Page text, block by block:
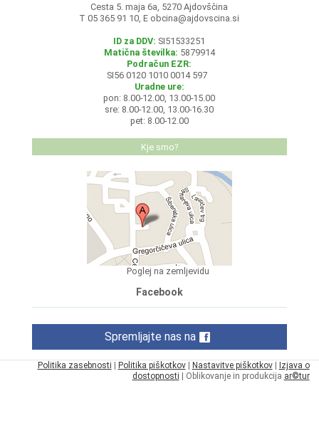
Cesta 5. maja 6a, 5270 Ajdovščina
T 05 365 91 10, E obcina@ajdovscina.si
ID za DDV: SI51533251
Matična številka: 5879914
Podračun EZR:
SI56 0120 1010 0014 597
Uradne ure:
pon: 8.00-12.00, 13.00-15.00
sre: 8.00-12.00, 13.00-16.30
pet: 8.00-12.00
Kje smo?
Poglej na zemljevidu
Facebook
Spremljajte nas na
Politika zasebnosti | Politika piškotkov| Nastavitve piškotkov| Izjava o
dostopnosti | Oblikovanje in produkcija ar©tur